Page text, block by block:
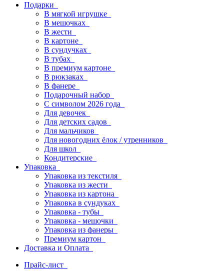
Подарки
В мягкой игрушке
В мешочках
В жести
В картоне
В сундучках
В тубах
В премиум картоне
В рюкзаках
В фанере
Подарочный набор
С символом 2026 года
Для девочек
Для детских садов
Для мальчиков
Для новогодних ёлок / утренников
Для школ
Кондитерские
Упаковка
Упаковка из текстиля
Упаковка из жести
Упаковка из картона
Упаковка в сундуках
Упаковка - тубы
Упаковка - мешочки
Упаковка из фанеры
Премиум картон
Доставка и Оплата
Прайс-лист